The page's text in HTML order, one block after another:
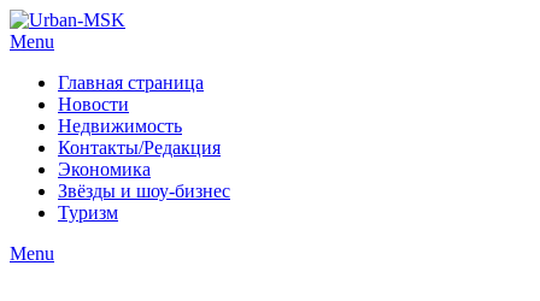
Menu
Главная страница
Новости
Недвижимость
Контакты/Редакция
Экономика
Звёзды и шоу-бизнес
Туризм
Menu